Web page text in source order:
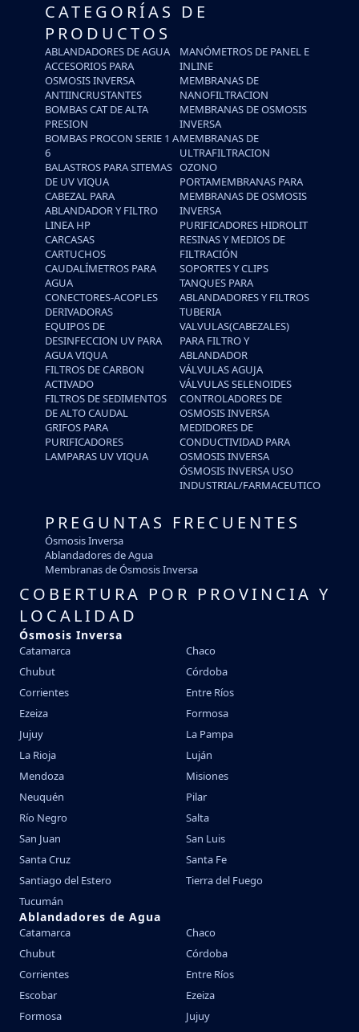
CATEGORÍAS DE
PRODUCTOS
ABLANDADORES DE AGUA
ACCESORIOS PARA
OSMOSIS INVERSA
ANTIINCRUSTANTES
BOMBAS CAT DE ALTA
PRESION
BOMBAS PROCON SERIE 1 A
6
BALASTROS PARA SITEMAS
DE UV VIQUA
CABEZAL PARA
ABLANDADOR Y FILTRO
LINEA HP
CARCASAS
CARTUCHOS
CAUDALÍMETROS PARA
AGUA
CONECTORES-ACOPLES
DERIVADORAS
EQUIPOS DE
DESINFECCION UV PARA
AGUA VIQUA
FILTROS DE CARBON
ACTIVADO
FILTROS DE SEDIMENTOS
DE ALTO CAUDAL
GRIFOS PARA
PURIFICADORES
LAMPARAS UV VIQUA
MANÓMETROS DE PANEL E
INLINE
MEMBRANAS DE
NANOFILTRACION
MEMBRANAS DE OSMOSIS
INVERSA
MEMBRANAS DE
ULTRAFILTRACION
OZONO
PORTAMEMBRANAS PARA
MEMBRANAS DE OSMOSIS
INVERSA
PURIFICADORES HIDROLIT
RESINAS Y MEDIOS DE
FILTRACIÓN
SOPORTES Y CLIPS
TANQUES PARA
ABLANDADORES Y FILTROS
TUBERIA
VALVULAS(CABEZALES)
PARA FILTRO Y
ABLANDADOR
VÁLVULAS AGUJA
VÁLVULAS SELENOIDES
CONTROLADORES DE
OSMOSIS INVERSA
MEDIDORES DE
CONDUCTIVIDAD PARA
OSMOSIS INVERSA
ÓSMOSIS INVERSA USO
INDUSTRIAL/FARMACEUTICO
PREGUNTAS FRECUENTES
Ósmosis Inversa
Ablandadores de Agua
Membranas de Ósmosis Inversa
COBERTURA POR PROVINCIA Y
LOCALIDAD
Ósmosis Inversa
Catamarca
Chaco
Chubut
Córdoba
Corrientes
Entre Ríos
Ezeiza
Formosa
Jujuy
La Pampa
La Rioja
Luján
Mendoza
Misiones
Neuquén
Pilar
Río Negro
Salta
San Juan
San Luis
Santa Cruz
Santa Fe
Santiago del Estero
Tierra del Fuego
Tucumán
Ablandadores de Agua
Catamarca
Chaco
Chubut
Córdoba
Corrientes
Entre Ríos
Escobar
Ezeiza
Formosa
Jujuy